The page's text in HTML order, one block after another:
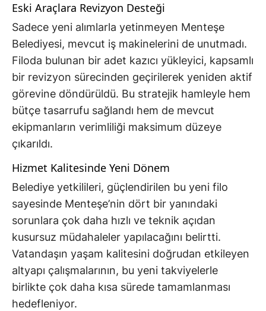
Eski Araçlara Revizyon Desteği
Sadece yeni alımlarla yetinmeyen Menteşe
Belediyesi, mevcut iş makinelerini de unutmadı.
Filoda bulunan bir adet kazıcı yükleyici, kapsamlı
bir revizyon sürecinden geçirilerek yeniden aktif
görevine döndürüldü. Bu stratejik hamleyle hem
bütçe tasarrufu sağlandı hem de mevcut
ekipmanların verimliliği maksimum düzeye
çıkarıldı.
Hizmet Kalitesinde Yeni Dönem
Belediye yetkilileri, güçlendirilen bu yeni filo
sayesinde Menteşe’nin dört bir yanındaki
sorunlara çok daha hızlı ve teknik açıdan
kusursuz müdahaleler yapılacağını belirtti.
Vatandaşın yaşam kalitesini doğrudan etkileyen
altyapı çalışmalarının, bu yeni takviyelerle
birlikte çok daha kısa sürede tamamlanması
hedefleniyor.